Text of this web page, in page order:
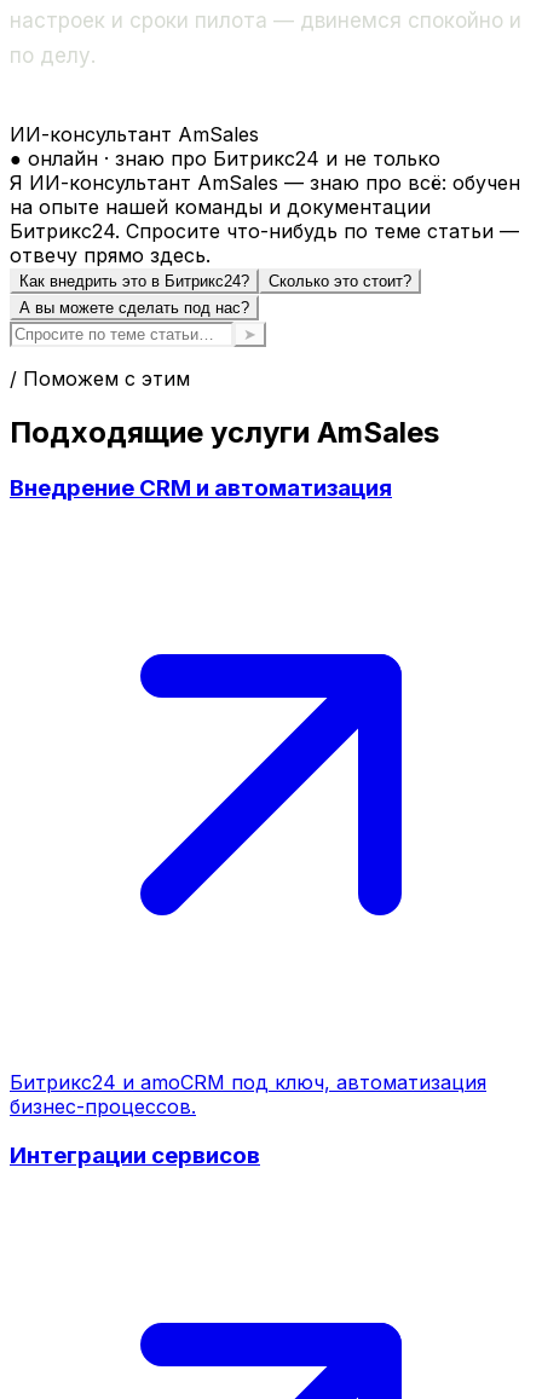
настроек и сроки пилота — двинемся спокойно и
по делу.
ИИ-консультант AmSales
● онлайн · знаю про Битрикс24 и не только
Я ИИ-консультант AmSales — знаю про всё: обучен
на опыте нашей команды и документации
Битрикс24. Спросите что-нибудь по теме статьи —
отвечу прямо здесь.
Как внедрить это в Битрикс24?
Сколько это стоит?
А вы можете сделать под нас?
➤
/ Поможем с этим
Подходящие услуги AmSales
Внедрение CRM и автоматизация
Битрикс24 и amoCRM под ключ, автоматизация
бизнес-процессов.
Интеграции сервисов